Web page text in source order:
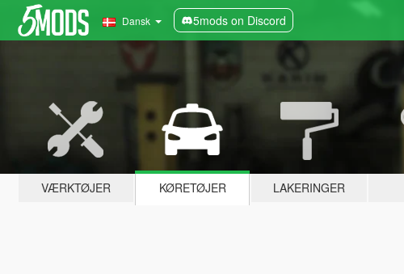
Dansk 5mods on Discord
VÆRKTØJER KØRETØJER LAKERINGER